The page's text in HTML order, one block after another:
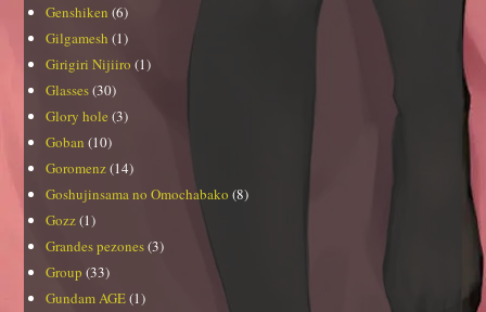
Genshiken (6)
Gilgamesh (1)
Girigiri Nijiiro (1)
Glasses(30)
Glory hole (3)
Goban (10)
Goromenz(14)
Goshujinsama no Omochabako (8)
Gozz(1)
Grandes pezones(3)
Group (33)
Gundam AGE(1)